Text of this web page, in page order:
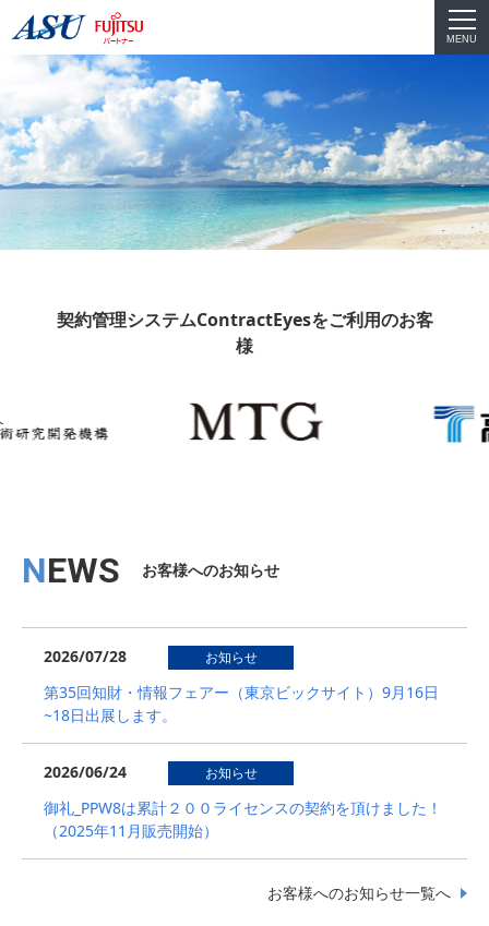
MENU
契約管理システムContractEyesをご利用のお客
様
NEWS お客様へのお知らせ
2026/07/28 お知らせ
第35回知財・情報フェアー（東京ビックサイト）9月16日
~18日出展します。
2026/06/24 お知らせ
御礼_PPW8は累計２００ライセンスの契約を頂けました！
（2025年11月販売開始）
お客様へのお知らせ一覧へ